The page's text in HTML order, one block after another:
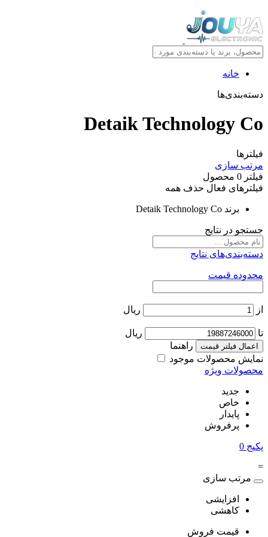
خانه
دسته‌بندی‌ها
Detaik Technology Co
فیلترها
مرتب سازی
فیلتر 0 محصول
فیلترهای فعال حذف همه
برند Detaik Technology Co
جستجو در نتایج
دسته‌بندی‌های نتایج
محدوده قیمت
از ریال
تا ریال
اعمال فیلتر قیمت
راهنما
نمایش محصولات موجود
محصولات ویژه
جدید
خاص
پایدار
پرفروش
پکیج 0
=
مرتب سازی
افزایشی
کاهشی
قیمت فروش